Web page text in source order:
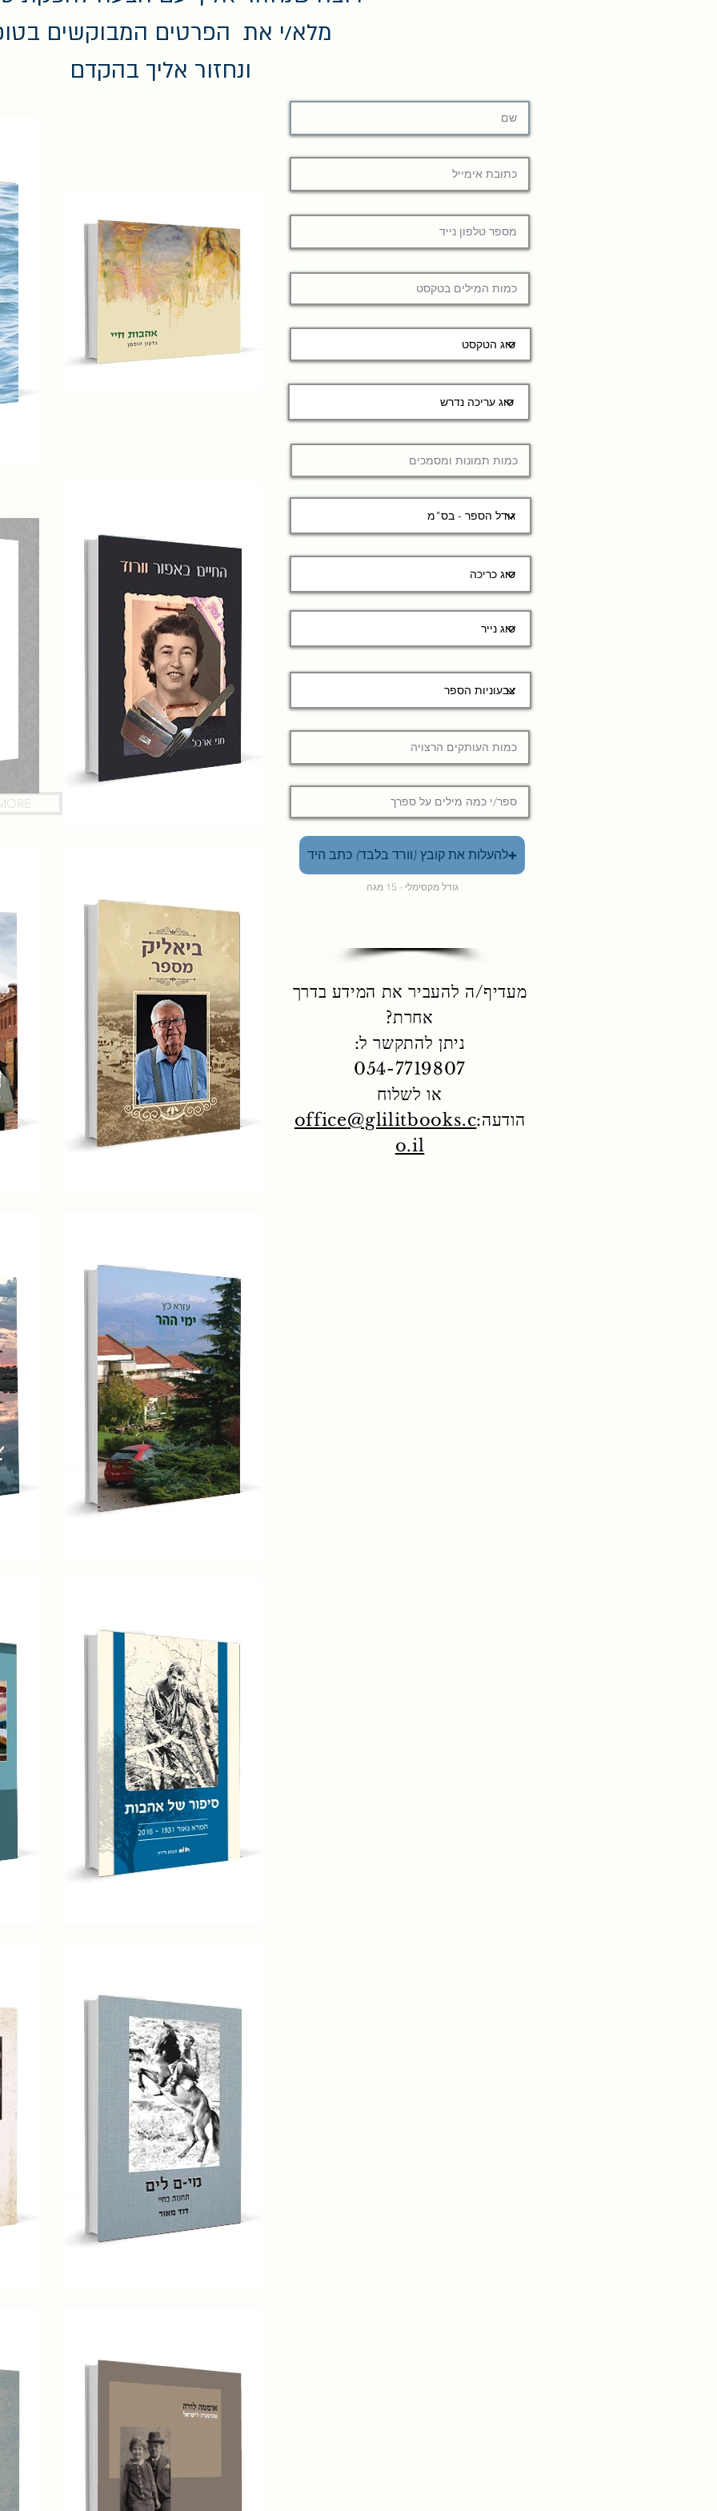
מלא/י את הפרטים המבוקשים
ונחזור אליך בהקדם
להעלות את קובץ (וורד בלבד) כתב היד
גודל מקסימלי - 15 מגה
מעדיף/ה להעביר את המידע בדרך
אחרת?
ניתן להתקשר ל:
054-7719807
או לשלוח
הודעה:
office@glilitbooks.c
o.il